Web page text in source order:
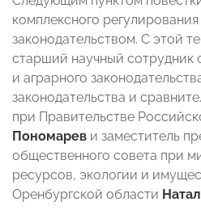
комплексного
законодательством. С этой
старший научный сотрудник
и аграрного
законодательства и
при Правительстве
Пономарев и заместитель
общественного совета при
ресурсов, экологии и
Оренбургской области